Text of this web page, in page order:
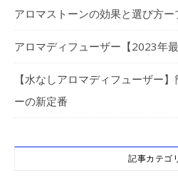
アロマストーンの効果と選び方
アロマディフューザー【2023年
【水なしアロマディフューザー
ーの新定番
記事カテゴ